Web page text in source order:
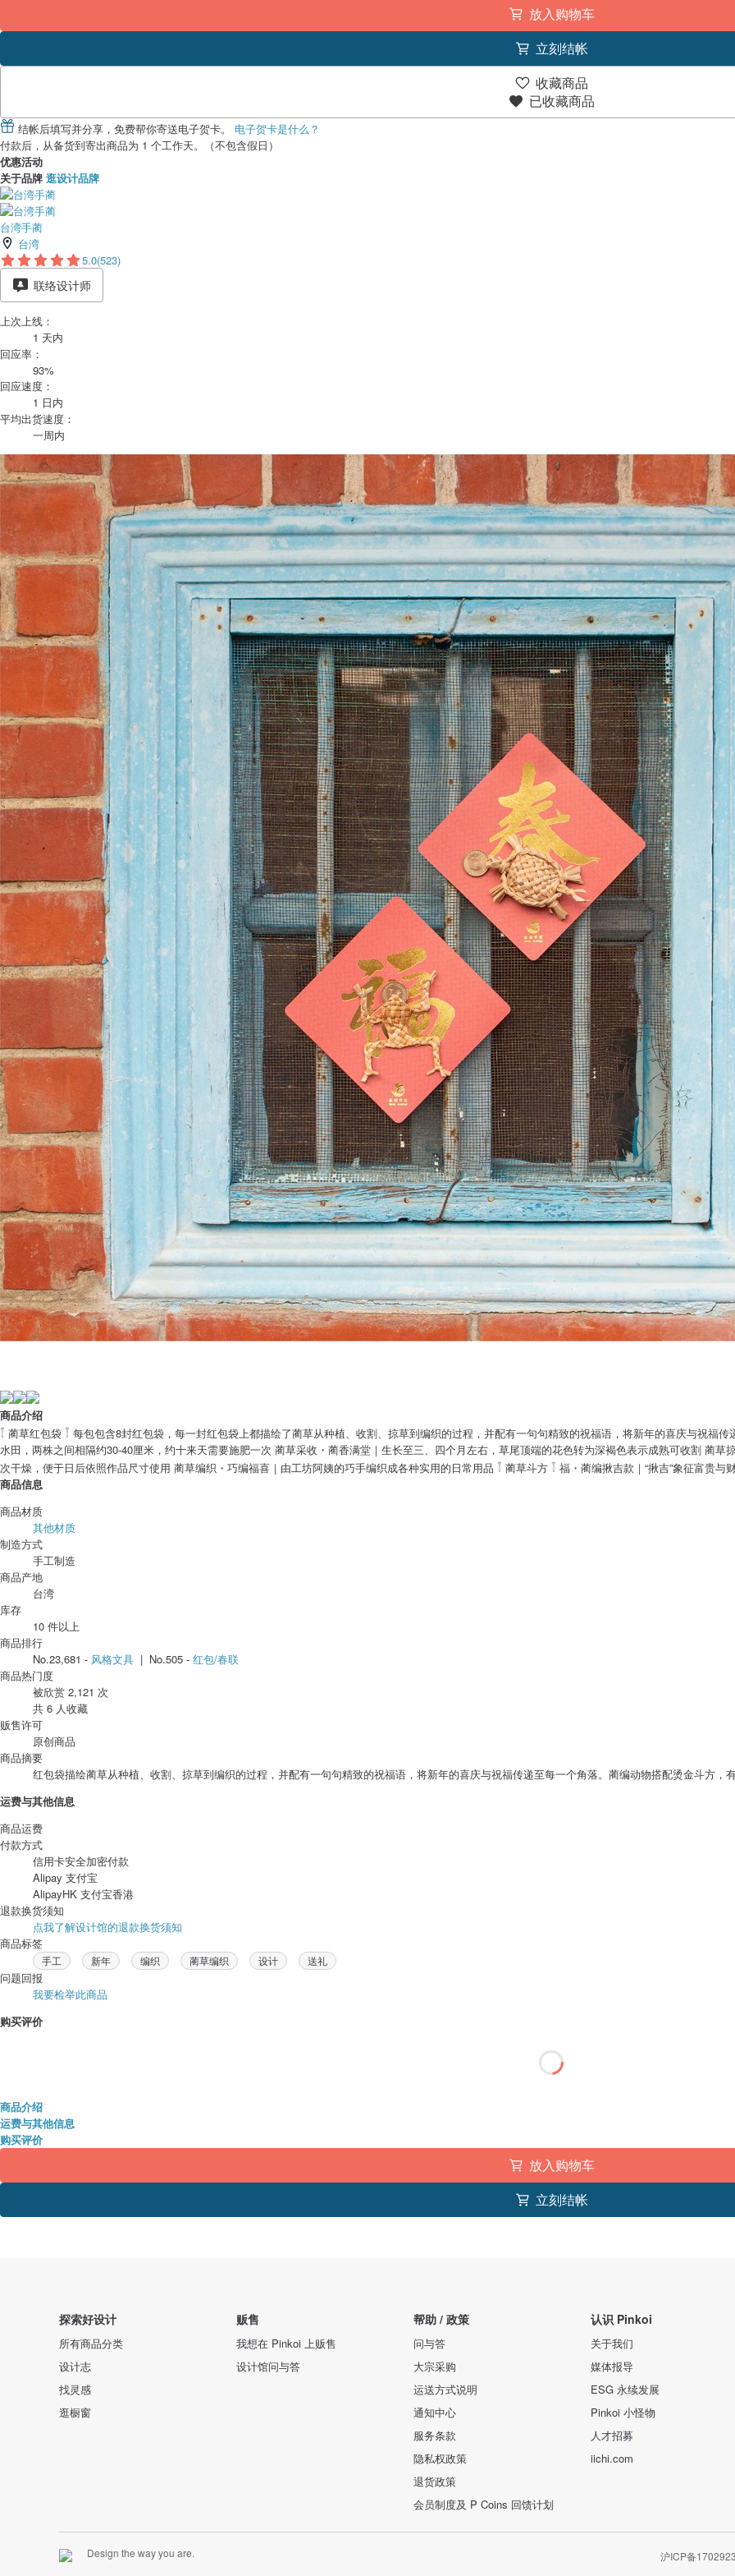
放入购物车
立刻结帐
收藏商品
已收藏商品
结帐后填写并分享，免费帮你寄送电子贺卡。 电子贺卡是什么？
付款后，从备货到寄出商品为 1 个工作天。（不包含假日）
优惠活动
关于品牌 逛设计品牌
台湾手蔺
台湾
5.0(523)
联络设计师
上次上线：
1 天内
回应率：
93%
回应速度：
1 日内
平均出货速度：
一周内
商品介绍
𓇕 蔺草红包袋 𓇕 每包包含8封红包袋，每一封红包袋上都描绘了蔺草从种植、收割、掠草到编织的过程，并配有一句句精致的祝福语，将新年的喜庆与祝福
水田，两株之间相隔约30-40厘米，约十来天需要施肥一次 蔺草采收・蔺香满堂｜生长至三、四个月左右，草尾顶端的花色转为深褐色表示成熟可收割 蔺
次干燥，便于日后依照作品尺寸使用 蔺草编织・巧编福喜｜由工坊阿姨的巧手编织成各种实用的日常用品 𓇕 蔺草斗方 𓇕 福・蔺编揪吉款｜“揪吉”象征富贵与
商品信息
商品材质
其他材质
制造方式
手工制造
商品产地
台湾
库存
10 件以上
商品排行
No.23,681 - 风格文具 | No.505 - 红包/春联
商品热门度
被欣赏 2,121 次
共 6 人收藏
贩售许可
原创商品
商品摘要
红包袋描绘蔺草从种植、收割、掠草到编织的过程，并配有一句句精致的祝福语，将新年的喜庆与祝福传递至每一个角落。蔺编动物搭配烫金斗方，有
运费与其他信息
商品运费
付款方式
信用卡安全加密付款
Alipay 支付宝
AlipayHK 支付宝香港
退款换货须知
点我了解设计馆的退款换货须知
商品标签
手工 新年 编织 蔺草编织 设计 送礼
问题回报
我要检举此商品
购买评价
商品介绍
运费与其他信息
购买评价
放入购物车
立刻结帐
探索好设计
所有商品分类
设计志
找灵感
逛橱窗
贩售
我想在 Pinkoi 上贩售
设计馆问与答
帮助 / 政策
问与答
大宗采购
运送方式说明
通知中心
服务条款
隐私权政策
退货政策
会员制度及 P Coins 回馈计划
认识 Pinkoi
关于我们
媒体报导
ESG 永续发展
Pinkoi 小怪物
人才招募
iichi.com
Design the way you are. 沪ICP备